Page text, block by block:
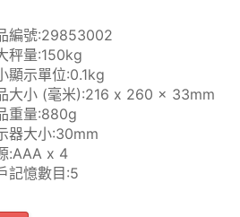
編號:29853002
秤量:150kg
顯示單位:0.1kg
大小 (毫米):216 x 260 x 33mm
重量:880g
器大小:30mm
:AAA x 4
記憶數目:5